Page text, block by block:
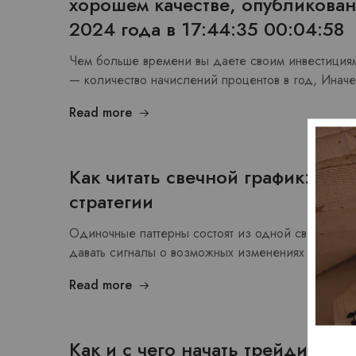
2024 года в 17:44:35 00:04:58
Чем больше времени вы даете своим
— количество начислений процентов в год,
Read more
Как читать свечной график:
стратегии
Одиночные паттерны состоят из одной свечи и
давать сигналы о возможных изменениях в
Read more
Как и с чего начать трейдинг с